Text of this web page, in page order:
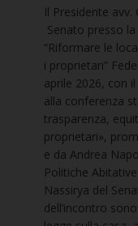
Il Presidente
Senato presso
“Riformare le
i proprietari”
aprile 2026, con
alla conferenza
trasparenza,
proprietari»,
e da Andrea
Politiche
Nassirya del
dell’incontro